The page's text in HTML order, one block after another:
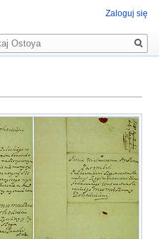
Zaloguj się